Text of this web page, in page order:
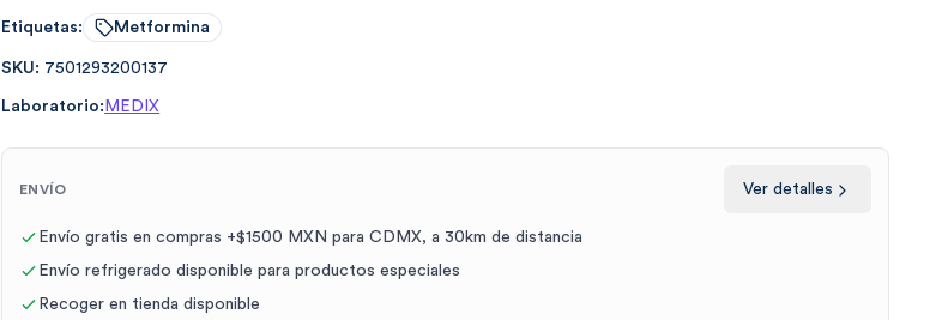
Etiquetas: Metformina
SKU: 7501293200137
Laboratorio: MEDIX
ENVÍO Ver detalles
Envío gratis en compras +$1500 MXN para CDMX, a 30km de distancia
Envío refrigerado disponible para productos especiales
Recoger en tienda disponible